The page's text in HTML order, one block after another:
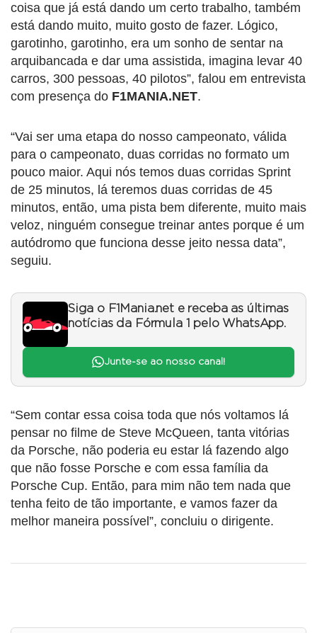
coisa que já está dando um certo trabalho, também
está dando muito, muito gosto de fazer. Lógico,
garotinho, garotinho, era um sonho de sentar na
arquibancada e dar uma assistida, imagina levar 40
carros, 300 pessoas, 40 pilotos”, falou em entrevista
com presença do F1MANIA.NET.
“Vai ser uma etapa do nosso campeonato, válida
para o campeonato, duas corridas no formato um
pouco maior. Aqui nós temos duas corridas Sprint
de 25 minutos, lá teremos duas corridas de 45
minutos, então, uma pista bem diferente, muito mais
veloz, ninguém consegue treinar antes porque é um
autódromo que funciona desse jeito nessa data”,
seguiu.
Siga o F1Mania.net e receba as últimas
notícias da Fórmula 1 pelo WhatsApp.
Junte-se ao nosso canal!
“Sem contar essa coisa toda que nós voltamos lá
pensar no filme de Steve McQueen, tanta vitórias
da Porsche, não poderia eu estar lá fazendo algo
que não fosse Porsche e com essa família da
Porsche Cup. Então, para mim não tem nada que
tenha feito de tão importante, e vamos fazer da
melhor maneira possível”, concluiu o dirigente.